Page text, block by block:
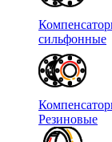
сильфонные
Резиновые